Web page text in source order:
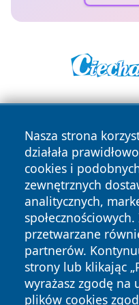
Nasza strona
działała
cookies i
zewnętrznych
analitycznych,
przetwarzane
partnerów.
strony lub klikając
wyrażasz zgodę na
plików cookies
Copyright © 2026
zastrzeżone.
News Autorzy